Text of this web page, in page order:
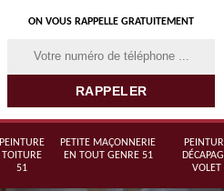
ON VOUS RAPPELLE GRATUITEMENT
PEINTURE
TOITURE
51
PETITE MAÇONNERIE
EN TOUT GENRE 51
VOLET